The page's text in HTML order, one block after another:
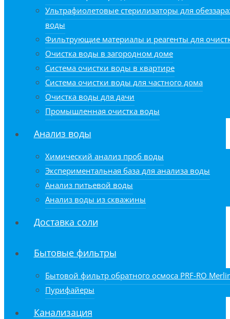
Ультрафиолетовые стерилизаторы для
воды
Фильтрующие материалы и реагенты для
Очистка воды в загородном доме
Система очистки воды в квартире
Система очистки воды для частного дома
Очистка воды для дачи
Промышленная очистка воды
Анализ воды
Химический анализ проб воды
Экспериментальная база для анализа воды
Анализ питьевой воды
Анализ воды из скважины
Доставка соли
Бытовые фильтры
Бытовой фильтр обратного осмоса PRF-RO
Пурифайеры
Канализация